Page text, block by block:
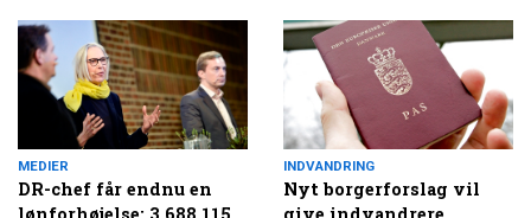
MEDIER
DR-chef får endnu en
INDVANDRING
Nyt borgerforslag vil